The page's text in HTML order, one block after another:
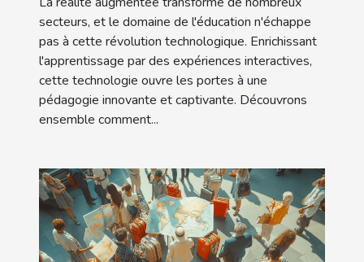
secteurs, et le domaine de l'éducation n'échappe
pas à cette révolution technologique. Enrichissant
l'apprentissage par des expériences interactives,
cette technologie ouvre les portes à une
pédagogie innovante et captivante. Découvrons
ensemble comment...